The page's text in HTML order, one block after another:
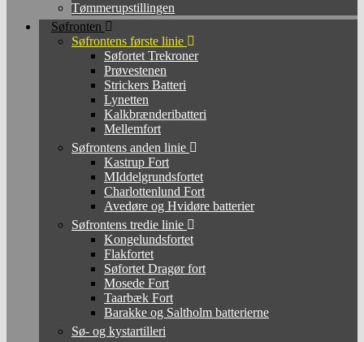
Tømmerupstillingen
Søfronten
Søfrontens første linie
Søfortet Trekroner
Prøvestenen
Strickers Batteri
Lynetten
Kalkbrænderibatteri
Mellemfort
Søfrontens anden linie
Kastrup Fort
MIddelgrundsfortet
Charlottenlund Fort
Avedøre og Hvidøre batterier
Søfrontens tredie linie
Kongelundsfortet
Flakfortet
Søfortet Dragør fort
Mosede Fort
Taarbæk Fort
Barakke og Saltholm batterierne
Sø- og kystartilleri